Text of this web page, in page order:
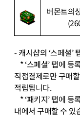
버몬트의
- 캐시샵의 ‘스페셜’
* ‘스페셜’탭에 등
직접결제로만 구매
적립됩니다.
* ‘패키지’탭에 등
내에서 구매할 수 있